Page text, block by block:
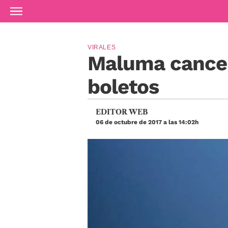
Ir al contenido principal
Maluma
boletos
VIRALES
EDITOR WEB
06 de octubre de 2017 a las 14:02h